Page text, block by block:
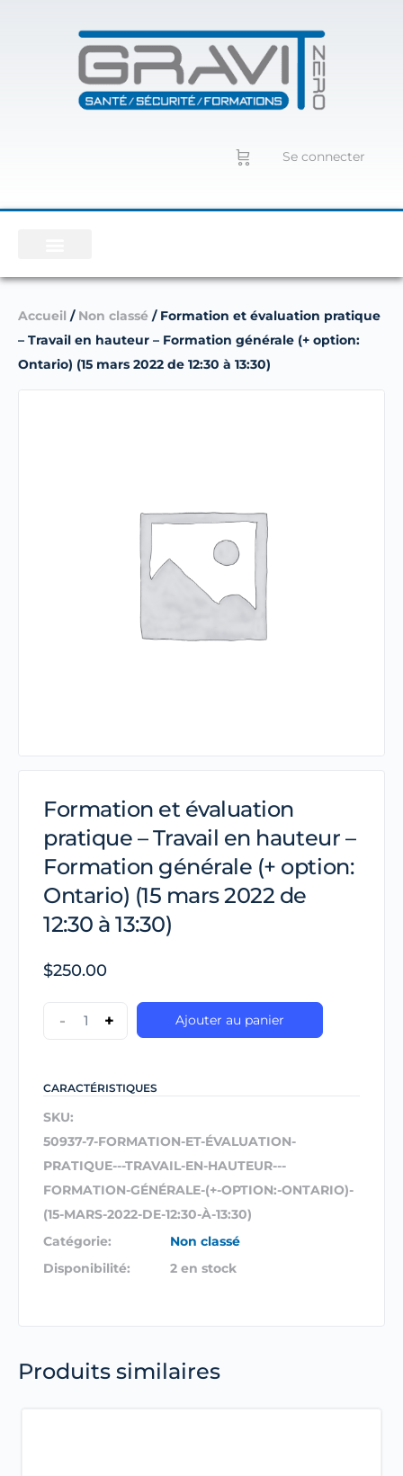
Se connecter
Accueil / Non classé / Formation et évaluation pratique
– Travail en hauteur – Formation générale (+ option:
Ontario) (15 mars 2022 de 12:30 à 13:30)
Formation et évaluation
pratique – Travail en hauteur –
Formation générale (+ option:
Ontario) (15 mars 2022 de
12:30 à 13:30)
$250.00
- + Ajouter au panier
CARACTÉRISTIQUES
SKU:
50937-7-FORMATION-ET-ÉVALUATION-
PRATIQUE---TRAVAIL-EN-HAUTEUR---
FORMATION-GÉNÉRALE-(+-OPTION:-ONTARIO)-
(15-MARS-2022-DE-12:30-À-13:30)
Catégorie:
Non classé
Disponibilité:
2 en stock
Produits similaires